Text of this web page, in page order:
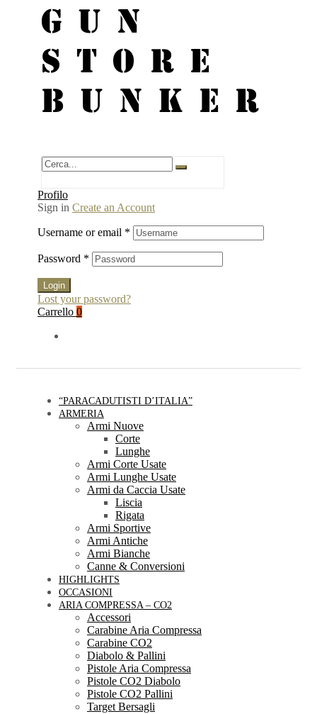
GUN
STORE
BUNKER
Profilo
Sign in Create an Account
Username or email *
Password *
Login
Lost your password?
Carrello 0
“PARACADUTISTI D’ITALIA”
ARMERIA
Armi Nuove
Corte
Lunghe
Armi Corte Usate
Armi Lunghe Usate
Armi da Caccia Usate
Liscia
Rigata
Armi Sportive
Armi Antiche
Armi Bianche
Canne & Conversioni
HIGHLIGHTS
OCCASIONI
ARIA COMPRESSA – CO2
Accessori
Carabine Aria Compressa
Carabine CO2
Diabolo & Pallini
Pistole Aria Compressa
Pistole CO2 Diabolo
Pistole CO2 Pallini
Target Bersagli